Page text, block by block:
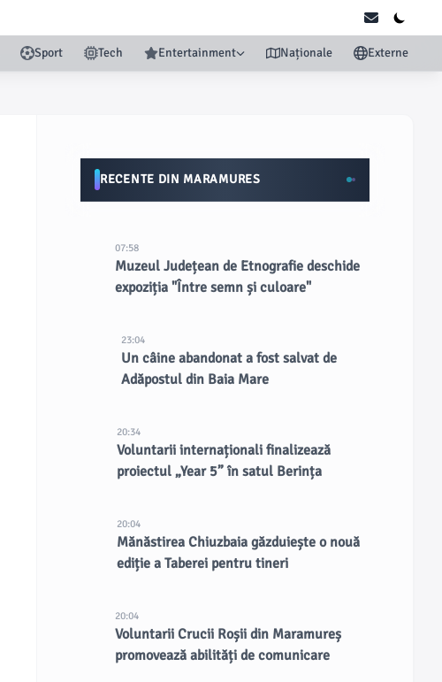
Sport Tech Entertainment Naționale Externe
RECENTE DIN MARAMURES
07:58
Muzeul Județean de Etnografie deschide
expoziția "Între semn și culoare"
23:04
Un câine abandonat a fost salvat de
Adăpostul din Baia Mare
20:34
Voluntarii internaționali finalizează
proiectul „Year 5” în satul Berința
20:04
Mănăstirea Chiuzbaia găzduiește o nouă
ediție a Taberei pentru tineri
20:04
Voluntarii Crucii Roșii din Maramureș
promovează abilități de comunicare